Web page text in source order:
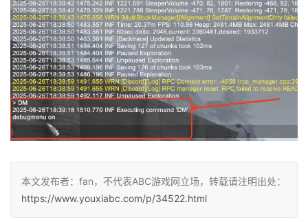
本文发布者：fan，不代表ABC游戏网立场，转载请注明出处：
https://www.youxiabc.com/p/34522.html